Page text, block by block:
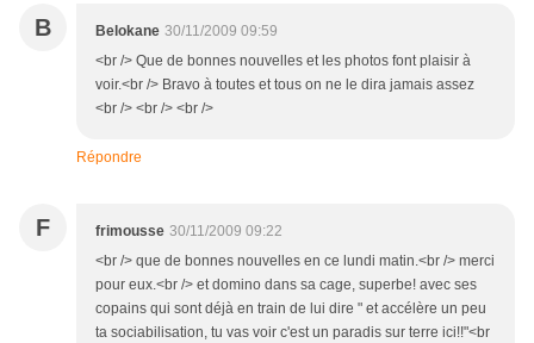
B Belokane 30/11/2009 09:59
<br /> Que de bonnes nouvelles et les photos font plaisir à
voir.<br /> Bravo à toutes et tous on ne le dira jamais assez
<br /> <br /> <br />
Répondre
F frimousse 30/11/2009 09:22
<br /> que de bonnes nouvelles en ce lundi matin.<br /> merci
pour eux.<br /> et domino dans sa cage, superbe! avec ses
copains qui sont déjà en train de lui dire " et accélère un peu
ta sociabilisation, tu vas voir c'est un paradis sur terre ici!!"<br